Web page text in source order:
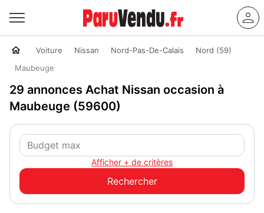
Voiture Nissan Nord-Pas-De-Calais
Nord (59)
Maubeuge
29 annonces Achat Nissan occasion à
Maubeuge (59600)
Afficher + de critères